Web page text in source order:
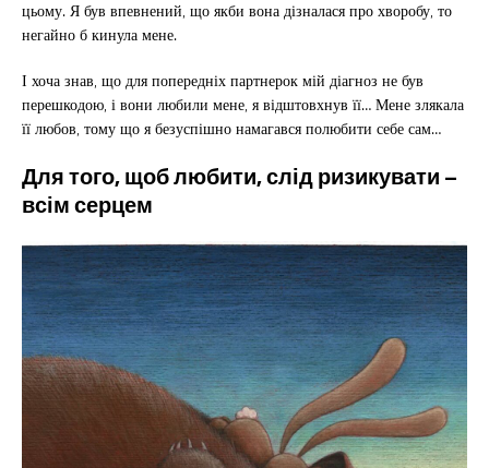
цьому. Я був впевнений, що якби вона дізналася про хворобу, то
негайно б кинула мене.
І хоча знав, що для попередніх партнерок мій діагноз не був
перешкодою, і вони любили мене, я відштовхнув її… Мене злякала
її любов, тому що я безуспішно намагався полюбити себе сам…
Для того, щоб любити, слід ризикувати –
всім серцем